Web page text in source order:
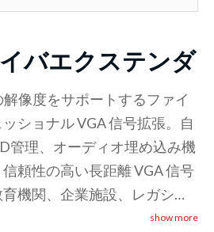
バエクステンダ
像度をサポートするファイ
ショナル VGA 信号拡張。自
管理、オーディオ埋め込み機
頼性の高い長距離 VGA 信号
機関、企業施設、レガシー
です。アナログとデジタルの
show more